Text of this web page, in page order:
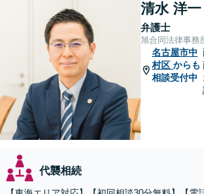
清水 洋一
弁護士
旭合同法律事務
名古屋市中
村区 からも
相談受付中
代襲相続